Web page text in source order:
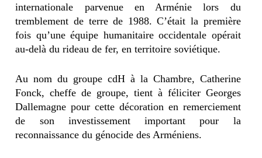
internationale parvenue en Arménie lors du
tremblement de terre de 1988. C’était la première
fois qu’une équipe humanitaire occidentale opérait
au-delà du rideau de fer, en territoire soviétique.
Au nom du groupe cdH à la Chambre, Catherine
Fonck, cheffe de groupe, tient à féliciter Georges
Dallemagne pour cette décoration en remerciement
de son investissement important pour la
reconnaissance du génocide des Arméniens.